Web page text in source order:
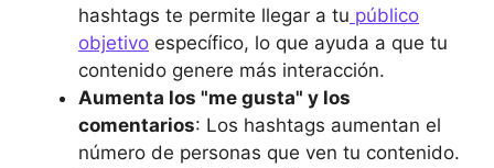
hashtags te permite llegar a tu público
objetivo específico, lo que ayuda a que tu
contenido genere más interacción.
Aumenta los "me gusta" y los
comentarios: Los hashtags aumentan el
número de personas que ven tu contenido.